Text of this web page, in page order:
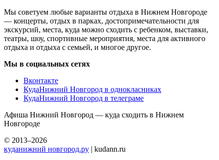
Мы советуем любые варианты отдыха в Нижнем Новгороде
— концерты, отдых в парках, достопримечательности для
экскурсий, места, куда можно сходить с ребенком, выставки,
театры, шоу, спортивные мероприятия, места для активного
отдыха и отдыха с семьей, и многое другое.
Мы в социальных сетях
Вконтакте
КудаНижний Новгород в однокласниках
КудаНижний Новгород в телеграме
Афиша Нижний Новгород — куда сходить в Нижнем
Новгороде
© 2013–2026
куданижний новгород.ру | kudann.ru